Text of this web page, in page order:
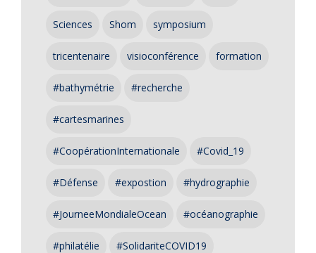
Sciences Shom symposium
tricentenaire visioconférence formation
#bathymétrie #recherche
#cartesmarines
#CoopérationInternationale #Covid_19
#Défense #expostion #hydrographie
#JourneeMondialeOcean #océanographie
#philatélie #SolidariteCOVID19